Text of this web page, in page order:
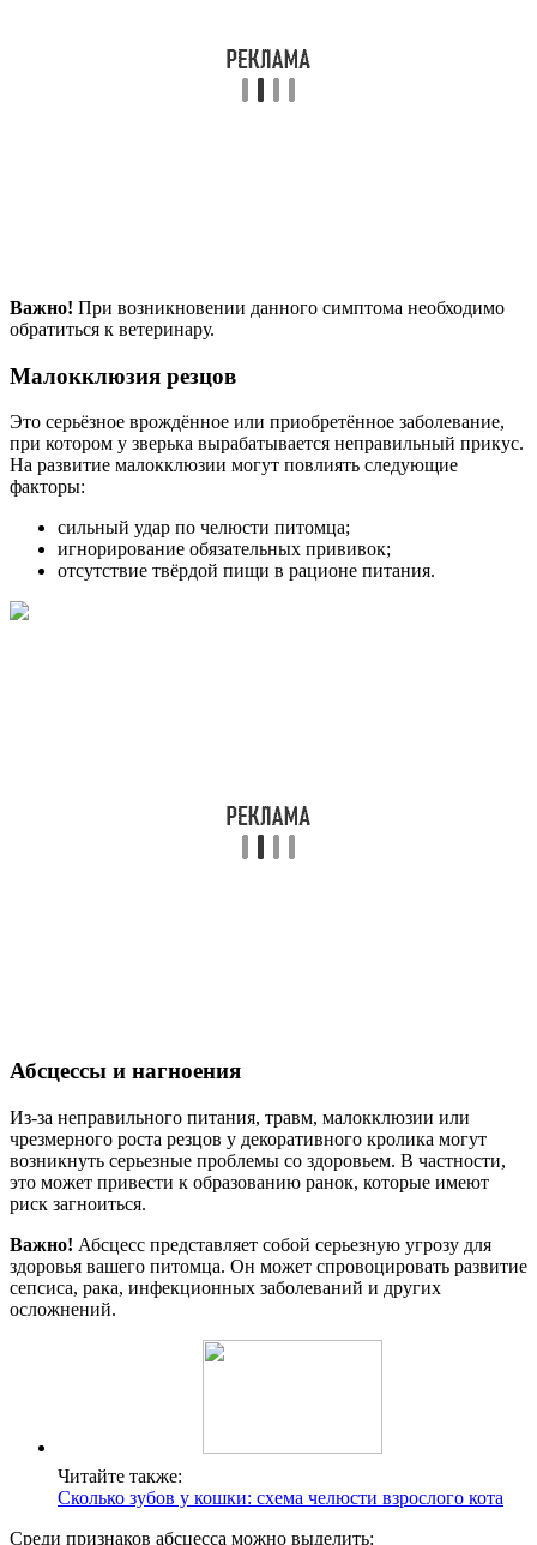
Важно! При возникновении данного симптома необходимо
обратиться к ветеринару.
Малокклюзия резцов
Это серьёзное врождённое или приобретённое заболевание,
при котором у зверька вырабатывается неправильный прикус.
На развитие малокклюзии могут повлиять следующие
факторы:
сильный удар по челюсти питомца;
игнорирование обязательных прививок;
отсутствие твёрдой пищи в рационе питания.
Абсцессы и нагноения
Из-за неправильного питания, травм, малокклюзии или
чрезмерного роста резцов у декоративного кролика могут
возникнуть серьезные проблемы со здоровьем. В частности,
это может привести к образованию ранок, которые имеют
риск загноиться.
Важно! Абсцесс представляет собой серьезную угрозу для
здоровья вашего питомца. Он может спровоцировать развитие
сепсиса, рака, инфекционных заболеваний и других
осложнений.
Читайте также:
Сколько зубов у кошки: схема челюсти взрослого кота
Среди признаков абсцесса можно выделить: